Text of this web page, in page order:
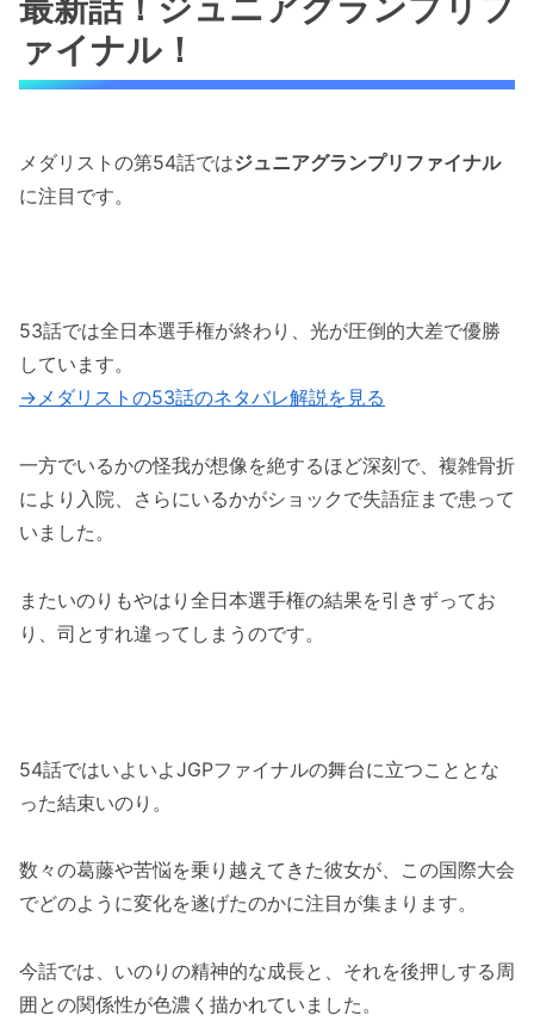
JGPファイナル開幕で見せたいのりの覚悟
少女からアスリートへ。成長の軌跡
パンダの被り物から始まる国際大会の空気
オープニングセレモニーと“本番”前の静け
さ
JGPファイナル出場者と成績一覧｜いのりの順
JGPシリーズの各戦績と選手ポイント比較
繰り上がり出場の背景と選考基準の仕組み
ダリアの存在と発言が示す今後の波乱の兆し
「足元を掬う」の真意とは？いのりとの心
覚醒か崩壊か、ダリアの滑走が物語を左右
する
いのりのショートプログラムへの期待と懸念
直前大会からの復調とアクセルの精度
いのりの“現在地”を測る演技になる
ァイナル！
メダリストの第54話ではジュニアグランプリファイナル
に注目です。
53話では全日本選手権が終わり、光が圧倒的大差で優勝
しています。
→メダリストの53話のネタバレ解説を見る
一方でいるかの怪我が想像を絶するほど深刻で、複雑骨折
により入院、さらにいるかがショックで失語症まで患って
いました。
またいのりもやはり全日本選手権の結果を引きずってお
り、司とすれ違ってしまうのです。
54話ではいよいよJGPファイナルの舞台に立つこととな
った結束いのり。
数々の葛藤や苦悩を乗り越えてきた彼女が、この国際大会
でどのように変化を遂げたのかに注目が集まります。
今話では、いのりの精神的な成長と、それを後押しする周
囲との関係性が色濃く描かれていました。